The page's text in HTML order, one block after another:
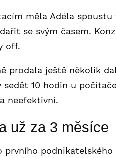
měla Adéla
se svým časem.
off.
prodala ještě několik
10 hodin u
neefektivní.
už za 3 měsíce
prvního